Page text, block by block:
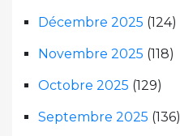
Décembre 2025 (124)
Novembre 2025 (118)
Octobre 2025 (129)
Septembre 2025 (136)